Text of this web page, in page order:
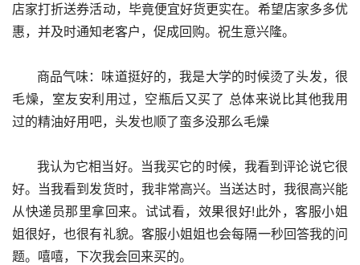
店家打折送券活动，毕竟便宜好货更实在。希望店家多多优
惠，并及时通知老客户，促成回购。祝生意兴隆。
毛燥，室友安利用过，空瓶后又买了 总体来说比其他我用
过的精油好用吧，头发也顺了蛮多没那么毛燥
好。当我看到发货时，我非常高兴。当送达时，我很高兴能
从快递员那里拿回来。试试看，效果很好!此外，客服小姐
姐很好，也很有礼貌。客服小姐姐也会每隔一秒回答我的问
题。嘻嘻，下次我会回来买的。